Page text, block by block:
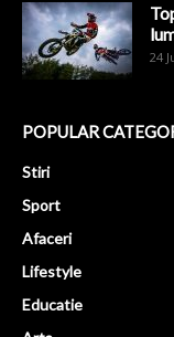
24
POPULAR
Stiri
Sport
Afaceri
Lifestyle
Educatie